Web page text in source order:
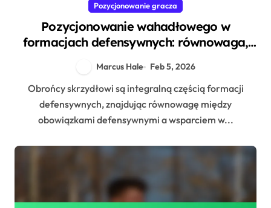
Pozycjonowanie gracza
Pozycjonowanie wahadłowego w
formacjach defensywnych: równowaga,
Marcus Hale Feb 5, 2026
Obrońcy skrzydłowi są integralną częścią formacji
defensywnych, znajdując równowagę między
obowiązkami defensywnymi a wsparciem w...